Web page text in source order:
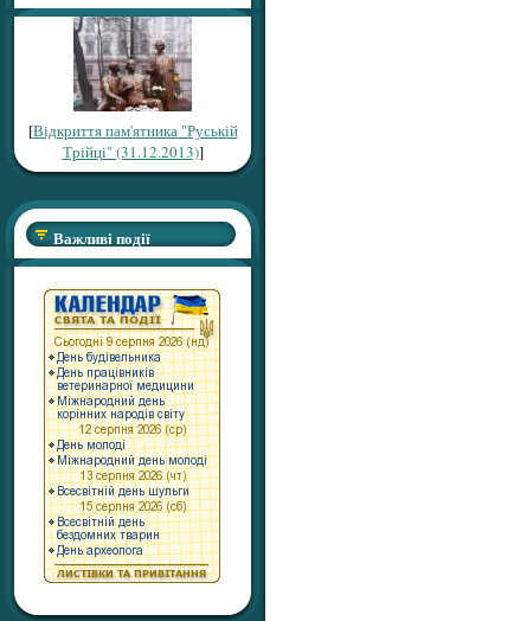
[Відкриття пам'ятника "Руській
Трійці" (31.12.2013)]
Важливі події